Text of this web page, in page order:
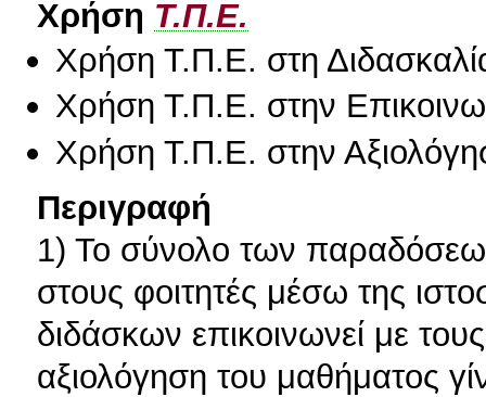
Χρήση Τ.Π.Ε.
Χρήση Τ.Π.Ε. στη
Χρήση Τ.Π.Ε. στην
Χρήση Τ.Π.Ε. στην
Περιγραφή
1) Το σύνολο των
στους φοιτητές μέσω της
διδάσκων επικοινωνεί με
αξιολόγηση του μαθήματος